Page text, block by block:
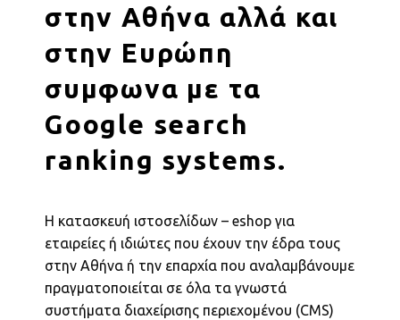
στην Αθήνα αλλά και
στην Ευρώπη
συμφωνα με τα
Google search
ranking systems.
Η κατασκευή ιστοσελίδων – eshop για
εταιρείες ή ιδιώτες που έχουν την έδρα τους
στην Αθήνα ή την επαρχία που αναλαμβάνουμε
πραγματοποιείται σε όλα τα γνωστά
συστήματα διαχείρισης περιεχομένου (CMS)